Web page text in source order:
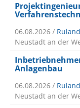
06.08.2026 /
Neustadt an der
Anlagenbau
06.08.2026 /
Neustadt an der